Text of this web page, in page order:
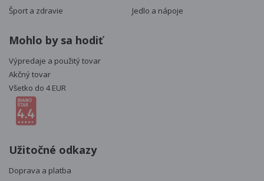
Šport a zdravie
Jedlo a nápoje
Mohlo by sa hodiť
Výpredaje a použitý tovar
Akčný tovar
Všetko do 4 EUR
Užitočné odkazy
Doprava a platba